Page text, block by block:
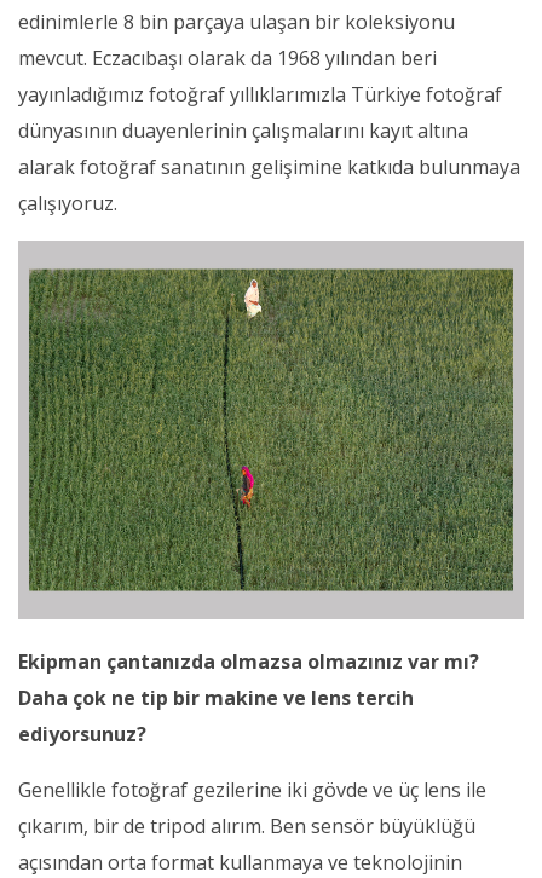
edinimlerle 8 bin parçaya ulaşan bir koleksiyonu
mevcut. Eczacıbaşı olarak da 1968 yılından beri
yayınladığımız fotoğraf yıllıklarımızla Türkiye fotoğraf
dünyasının duayenlerinin çalışmalarını kayıt altına
alarak fotoğraf sanatının gelişimine katkıda bulunmaya
çalışıyoruz.
Ekipman çantanızda olmazsa olmazınız var mı?
Daha çok ne tip bir makine ve lens tercih
ediyorsunuz?
Genellikle fotoğraf gezilerine iki gövde ve üç lens ile
çıkarım, bir de tripod alırım. Ben sensör büyüklüğü
açısından orta format kullanmaya ve teknolojinin